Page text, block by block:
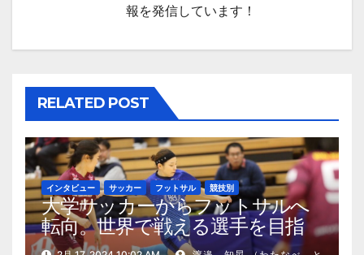
報を発信しています！
RELATED POST
インタビュー サッカー フットサル 競技別
大学サッカーからフットサルへ
転向。世界で戦える選手を目指
す、松木里緒選手の現在地